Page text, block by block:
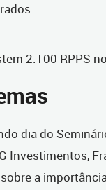
2.100 RPPS
dia do
Investimentos,
a